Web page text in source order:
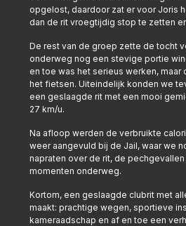
opgelost, daardoor zat er voor Joris
dan de rit vroegtijdig stop te zetten
De rest van de groep zette de tocht
onderweg nog een stevige portie
en toe was het serieus werken, maar
het fietsen. Uiteindelijk konden we
een geslaagde rit met een mooi
27 km/u.
Na afloop werden de verbruikte
weer aangevuld bij de Jail, waar we
napraten over de rit, de
momenten onderweg.
Kortom, een geslaagde clubrit met
maakt: prachtige wegen, sportieve
kameraadschap en af en toe een